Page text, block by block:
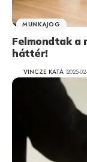
MUNKAJOG
Felmondtak a
háttér!
VINCZE KATA 2025-